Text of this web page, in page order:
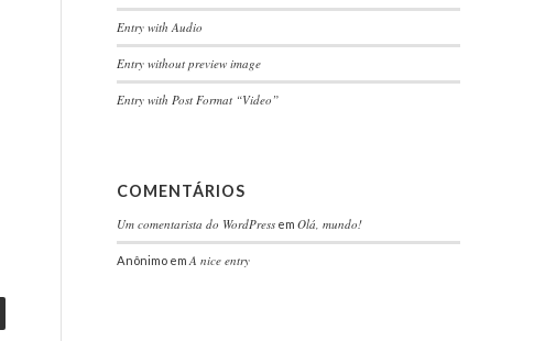
Entry with Audio
Entry without preview image
Entry with Post Format “Video”
COMENTÁRIOS
Um comentarista do WordPress em Olá, mundo!
Anônimo em A nice entry